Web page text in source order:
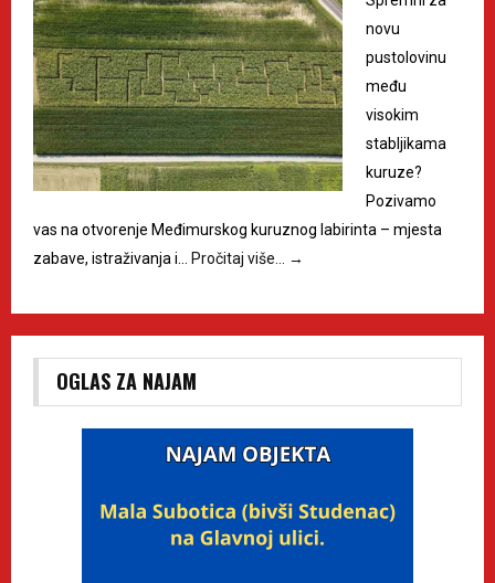
novu
pustolovinu
među
visokim
stabljikama
kuruze?
Pozivamo
vas na otvorenje Međimurskog kuruznog labirinta – mjesta
zabave, istraživanja i…
Pročitaj više… →
OGLAS ZA NAJAM